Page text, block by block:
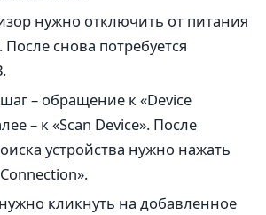
нужно отключить от питания
После снова потребуется
– обращение к «Device
– к «Scan Device». После
устройства нужно нажать
кликнуть на добавленное